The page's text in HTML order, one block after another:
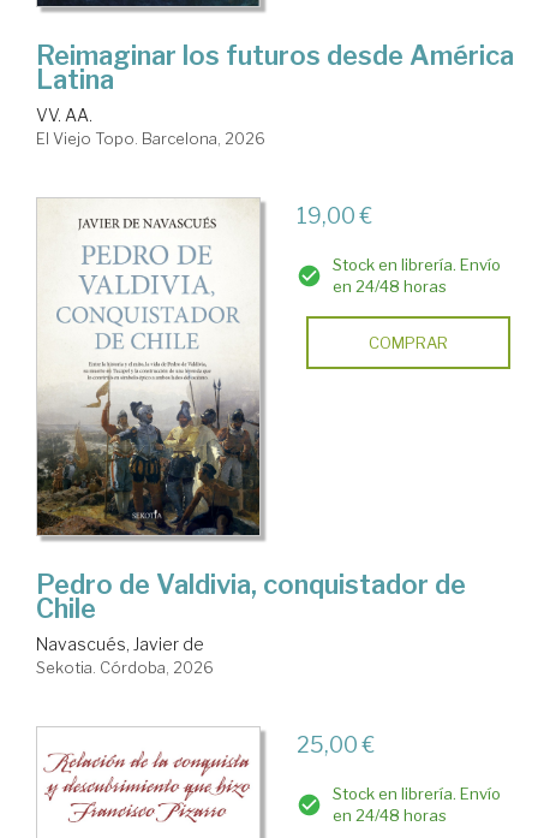
Reimaginar los futuros desde América
Latina
VV. AA.
El Viejo Topo. Barcelona, 2026
19,00 €
Stock en librería. Envío
en 24/48 horas
COMPRAR
Pedro de Valdivia, conquistador de
Chile
Navascués, Javier de
Sekotia. Córdoba, 2026
25,00 €
Stock en librería. Envío
en 24/48 horas